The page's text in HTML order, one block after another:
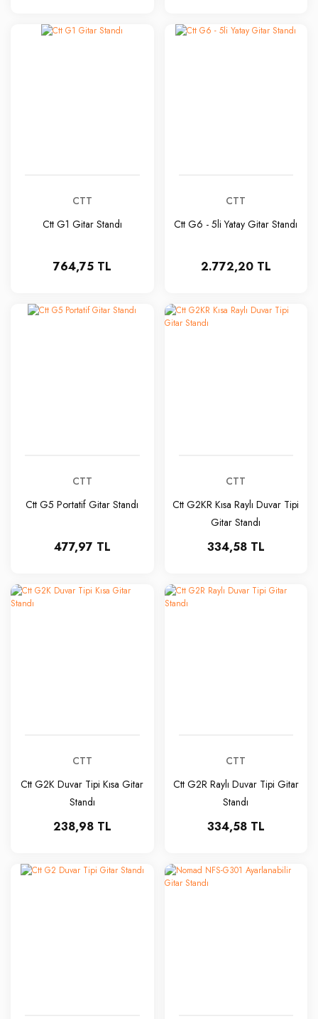
CTT
Ctt G1 Gitar Standı
764,75 TL
CTT
Ctt G6 - 5li Yatay Gitar Standı
2.772,20 TL
CTT
Ctt G5 Portatif Gitar Standı
477,97 TL
CTT
Ctt G2KR Kısa Raylı Duvar Tipi
Gitar Standı
334,58 TL
CTT
Ctt G2K Duvar Tipi Kısa Gitar
Standı
238,98 TL
CTT
Ctt G2R Raylı Duvar Tipi Gitar
Standı
334,58 TL